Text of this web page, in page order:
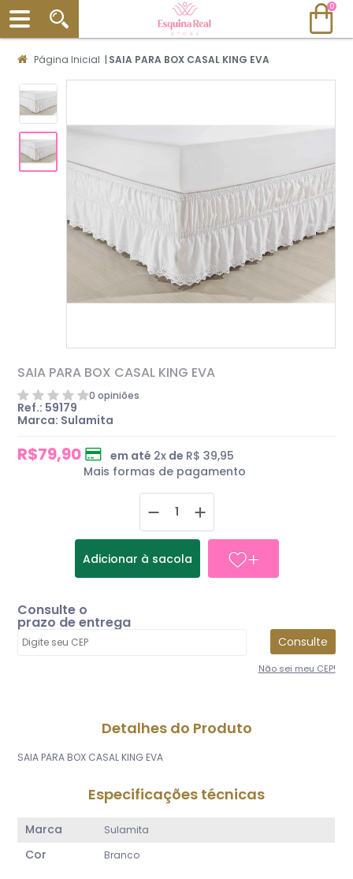
0
Página Inicial | SAIA PARA BOX CASAL KING EVA
SAIA PARA BOX CASAL KING EVA
0 opiniões
Ref.: 59179
Marca: Sulamita
R$79,90 em até 2x de R$ 39,95
Mais formas de pagamento
Adicionar à sacola
Consulte o
prazo de entrega
Consulte
Não sei meu CEP!
Detalhes do Produto
SAIA PARA BOX CASAL KING EVA
Especificações técnicas
Marca Sulamita
Cor Branco